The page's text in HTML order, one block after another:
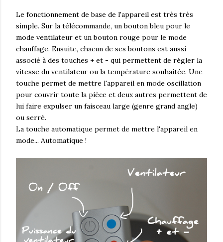
Le fonctionnement de base de l'appareil est très très
simple. Sur la télécommande, un bouton bleu pour le
mode ventilateur et un bouton rouge pour le mode
chauffage. Ensuite, chacun de ses boutons est aussi
associé à des touches + et - qui permettent de régler la
vitesse du ventilateur ou la température souhaitée. Une
touche permet de mettre l'appareil en mode oscillation
pour couvrir toute la pièce et deux autres permettent de
lui faire expulser un faisceau large (genre grand angle)
ou serré.
La touche automatique permet de mettre l'appareil en
mode... Automatique !